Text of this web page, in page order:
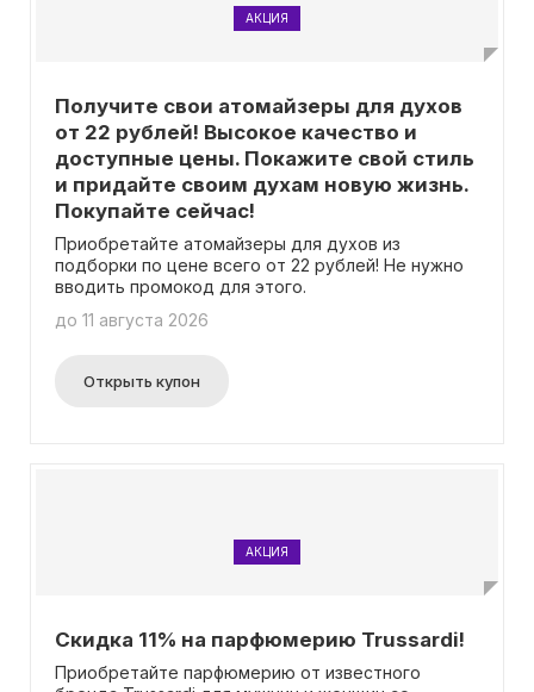
АКЦИЯ
Получите свои атомайзеры для духов
от 22 рублей! Высокое качество и
доступные цены. Покажите свой стиль
и придайте своим духам новую жизнь.
Покупайте сейчас!
Приобретайте атомайзеры для духов из
подборки по цене всего от 22 рублей! Не нужно
вводить промокод для этого.
до 11 августа 2026
Открыть купон
АКЦИЯ
Скидка 11% на парфюмерию Trussardi!
Приобретайте парфюмерию от известного